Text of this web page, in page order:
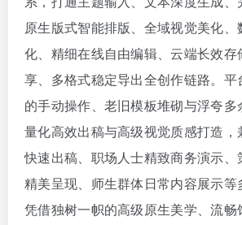
原生版式智能排版、全域视觉美化、
化、精细在线自由编辑、云端长效存
享、多格式稳定导出全创作链路。平
的手动操作、老旧模板堆砌与浮夸多
量化高效出稿与高级视觉质感打造
快速出稿、职场人士精致商务演示、
精美呈现、师生群体日常内容展示等
凭借独树一帜的高级原生美学、流畅